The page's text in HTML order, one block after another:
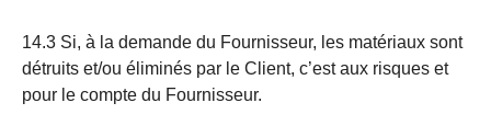
14.3 Si, à la demande du Fournisseur, les matériaux sont
détruits et/ou éliminés par le Client, c’est aux risques et
pour le compte du Fournisseur.